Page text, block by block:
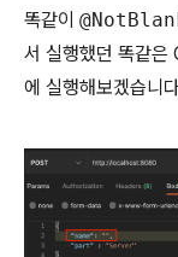
똑같이
서 실행했던 똑같
에 실행해보겠습니